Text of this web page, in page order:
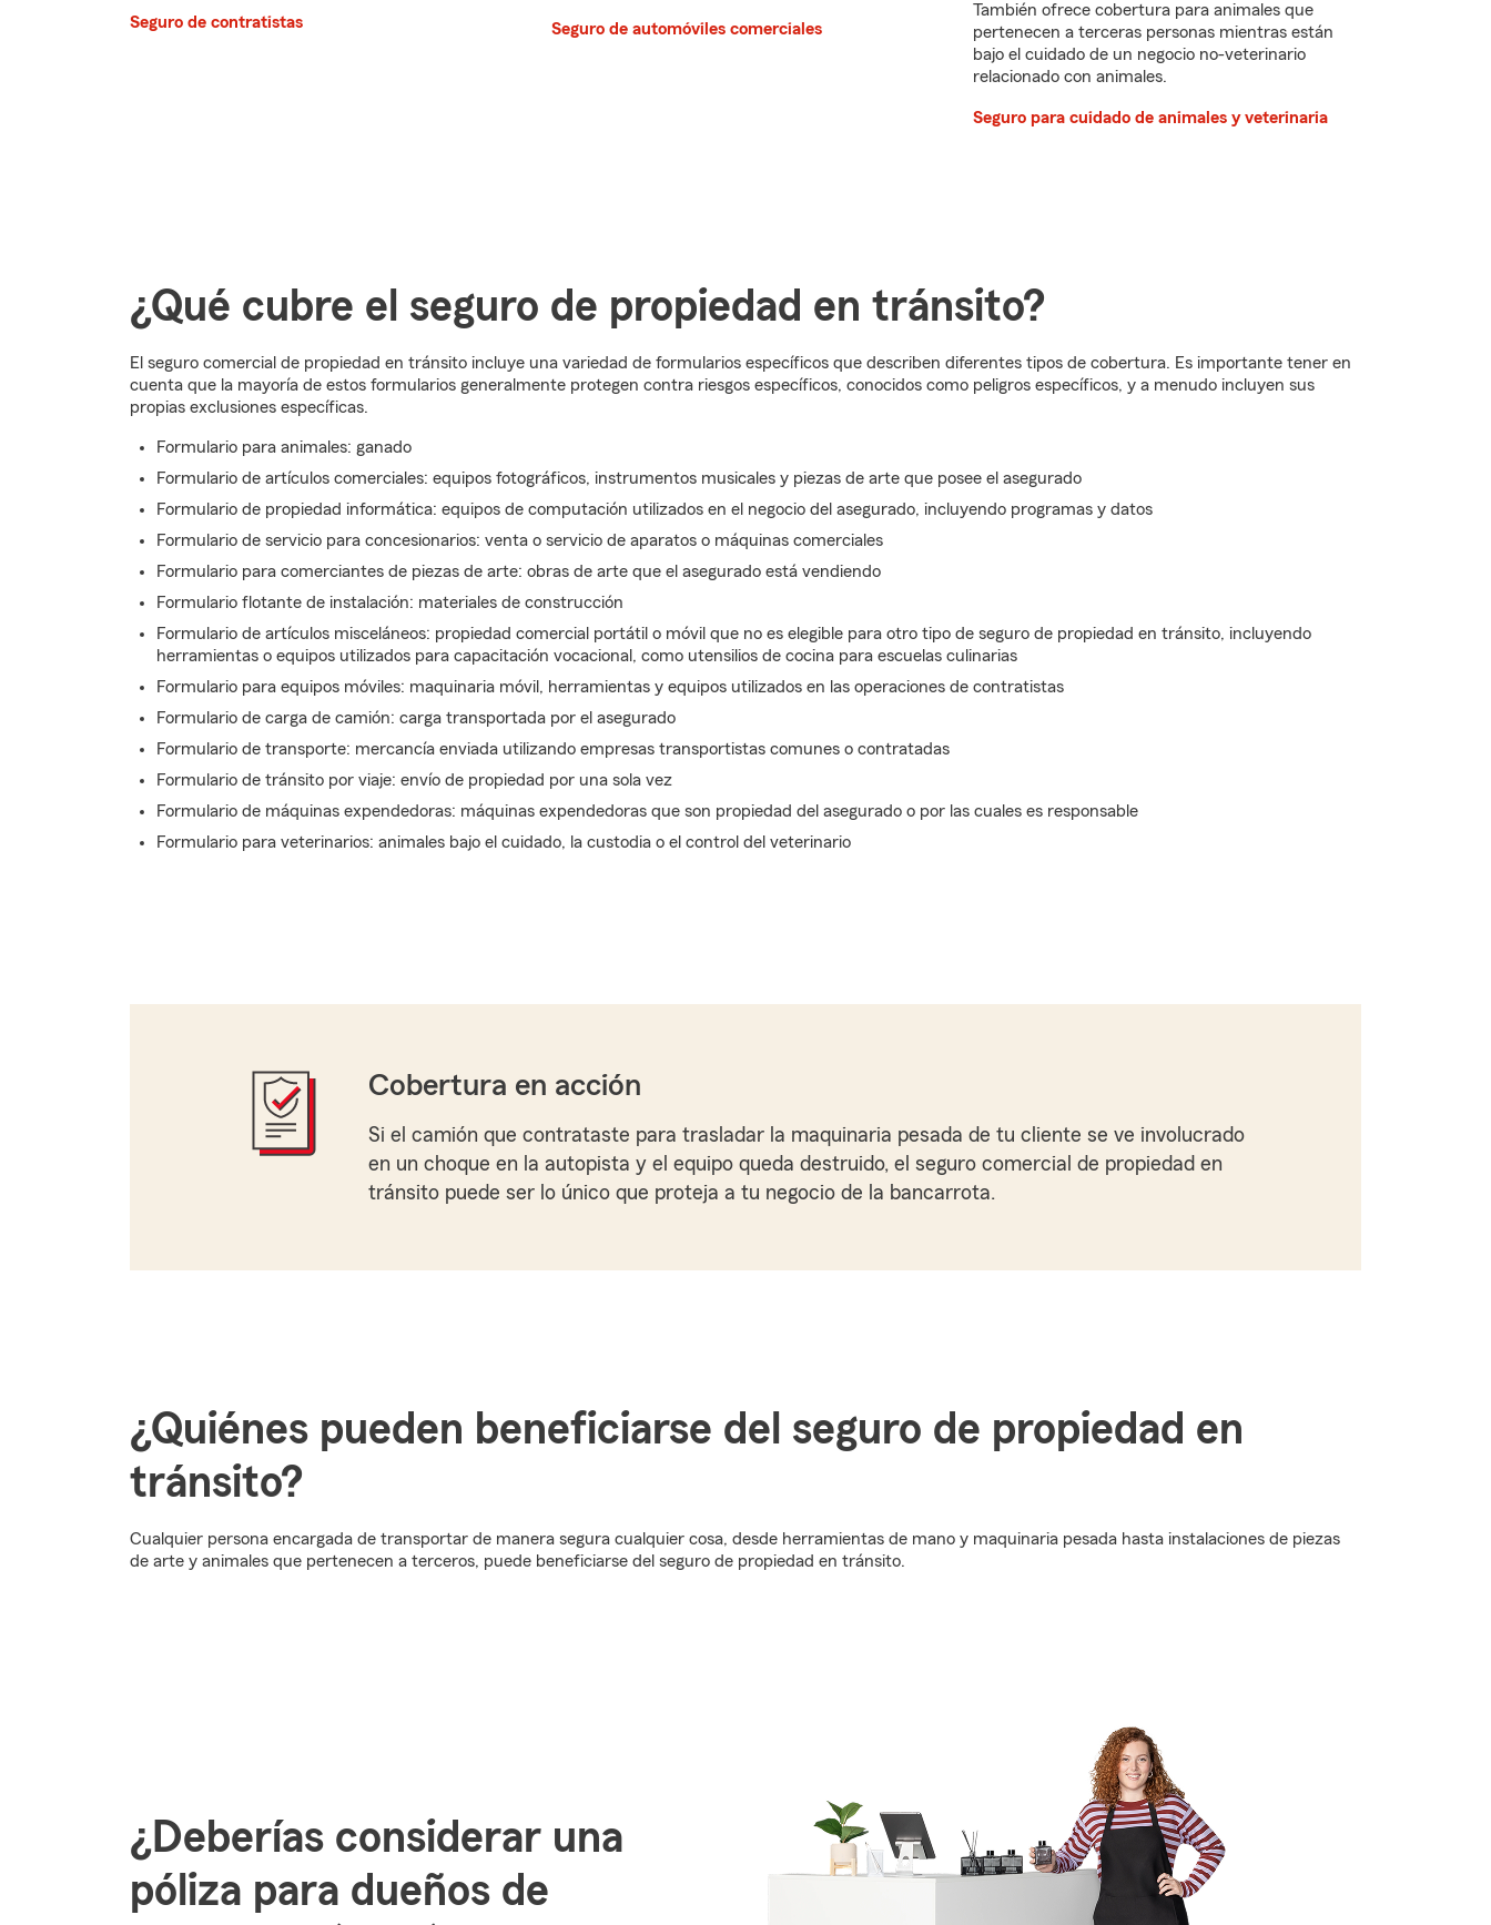
Seguro de contratistas Seguro de automóviles comerciales
También ofrece cobertura para animales que
pertenecen a terceras personas mientras están
bajo el cuidado de un negocio no-veterinario
relacionado con animales.
Seguro para cuidado de animales y veterinaria
¿Qué cubre el seguro de propiedad en tránsito?
El seguro comercial de propiedad en tránsito incluye una variedad de formularios específicos que describen diferentes tipos de cobertura. Es importante tener en
cuenta que la mayoría de estos formularios generalmente protegen contra riesgos específicos, conocidos como peligros específicos, y a menudo incluyen sus
propias exclusiones específicas.
Formulario para animales: ganado
Formulario de artículos comerciales: equipos fotográficos, instrumentos musicales y piezas de arte que posee el asegurado
Formulario de propiedad informática: equipos de computación utilizados en el negocio del asegurado, incluyendo programas y datos
Formulario de servicio para concesionarios: venta o servicio de aparatos o máquinas comerciales
Formulario para comerciantes de piezas de arte: obras de arte que el asegurado está vendiendo
Formulario flotante de instalación: materiales de construcción
Formulario de artículos misceláneos: propiedad comercial portátil o móvil que no es elegible para otro tipo de seguro de propiedad en tránsito, incluyendo
herramientas o equipos utilizados para capacitación vocacional, como utensilios de cocina para escuelas culinarias
Formulario para equipos móviles: maquinaria móvil, herramientas y equipos utilizados en las operaciones de contratistas
Formulario de carga de camión: carga transportada por el asegurado
Formulario de transporte: mercancía enviada utilizando empresas transportistas comunes o contratadas
Formulario de tránsito por viaje: envío de propiedad por una sola vez
Formulario de máquinas expendedoras: máquinas expendedoras que son propiedad del asegurado o por las cuales es responsable
Formulario para veterinarios: animales bajo el cuidado, la custodia o el control del veterinario
Cobertura en acción
Si el camión que contrataste para trasladar la maquinaria pesada de tu cliente se ve involucrado
en un choque en la autopista y el equipo queda destruido, el seguro comercial de propiedad en
tránsito puede ser lo único que proteja a tu negocio de la bancarrota.
¿Quiénes pueden beneficiarse del seguro de propiedad en
tránsito?
Cualquier persona encargada de transportar de manera segura cualquier cosa, desde herramientas de mano y maquinaria pesada hasta instalaciones de piezas
de arte y animales que pertenecen a terceros, puede beneficiarse del seguro de propiedad en tránsito.
¿Deberías considerar una
póliza para dueños de